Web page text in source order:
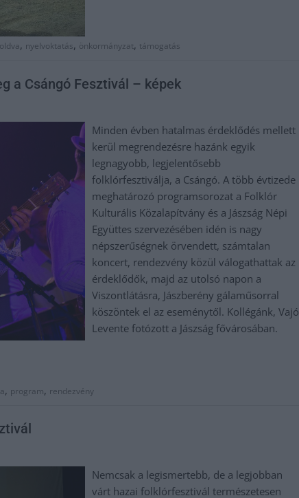
, nyelvoktatás, önkormányzat, támogatás
a Csángó Fesztivál – képek
Minden évben hatalmas érdeklődés mellett
kerül megrendezésre hazánk egyik
legnagyobb, legjelentősebb
folklórfesztiválja, a Csángó. A több évtizede
meghatározó programsorozat a Folklór
Kulturális Közalapítvány és a Jászság Népi
Együttes szervezésében idén is nagy
népszerűségnek örvendett, számtalan
koncert, rendezvény közül válogathattak az
érdeklődők, majd az utolsó napon a
Viszontlátásra, Jászberény gálaműsorral
köszöntek el az eseménytől. Kollégánk, Vajó
Levente fotózott a Jászság fővárosában.
, program, rendezvény
Nemcsak a legismertebb, de a legjobban
várt hazai folklórfesztivál természetesen